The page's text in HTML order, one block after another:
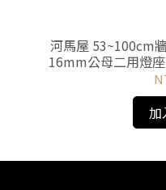
河馬屋 53~100cm
16mm公母二用燈
加